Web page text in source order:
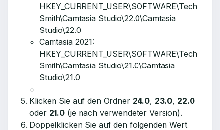
HKEY_CURRENT_USER\SOFTWARE\Tech
Smith\Camtasia Studio\22.0\Camtasia
Studio\22.0
Camtasia 2021:
HKEY_CURRENT_USER\SOFTWARE\Tech
Smith\Camtasia Studio\21.0\Camtasia
Studio\21.0
Klicken Sie auf den Ordner 24.0, 23.0, 22.0
oder 21.0 (je nach verwendeter Version).
Doppelklicken Sie auf den folgenden Wert